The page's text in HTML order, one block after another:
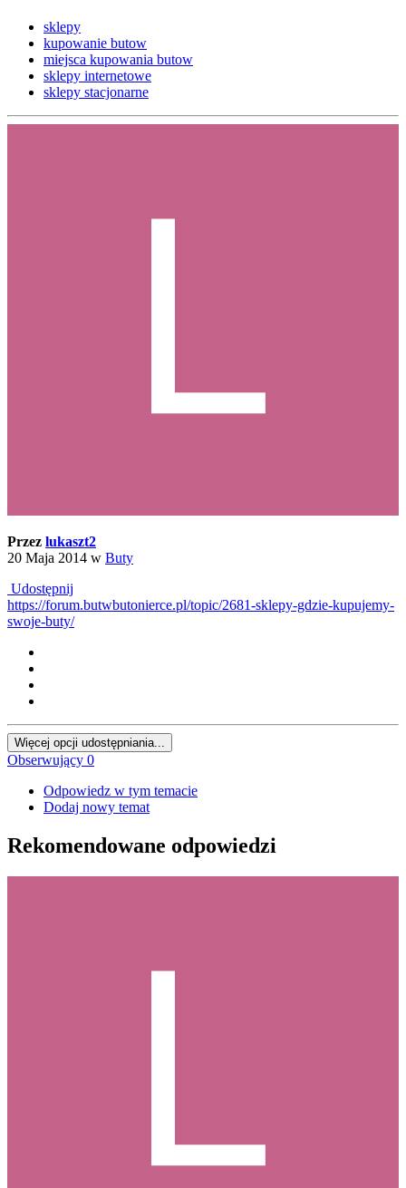
sklepy
kupowanie butow
miejsca kupowania butow
sklepy internetowe
sklepy stacjonarne
Przez lukaszt2
20 Maja 2014 w Buty
Udostępnij
https://forum.butwbutonierce.pl/topic/2681-sklepy-gdzie-kupujemy-
swoje-buty/
Więcej opcji udostępniania...
Obserwujący 0
Odpowiedz w tym temacie
Dodaj nowy temat
Rekomendowane odpowiedzi